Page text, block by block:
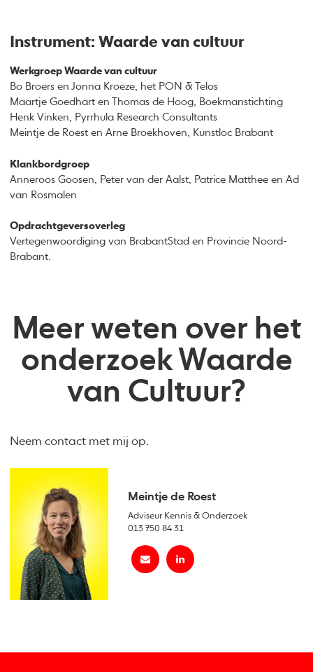
Instrument: Waarde van cultuur
Werkgroep Waarde van cultuur
Bo Broers en Jonna Kroeze, het PON & Telos
Maartje Goedhart en Thomas de Hoog, Boekmanstichting
Henk Vinken, Pyrrhula Research Consultants
Meintje de Roest en Arne Broekhoven, Kunstloc Brabant
Klankbordgroep
Anneroos Goosen, Peter van der Aalst, Patrice Matthee en Ad
van Rosmalen
Opdrachtgeversoverleg
Vertegenwoordiging van BrabantStad en Provincie Noord-
Brabant.
Meer weten over het
onderzoek Waarde
van Cultuur?
Neem contact met mij op.
Meintje de Roest
Adviseur Kennis & Onderzoek
013 750 84 31